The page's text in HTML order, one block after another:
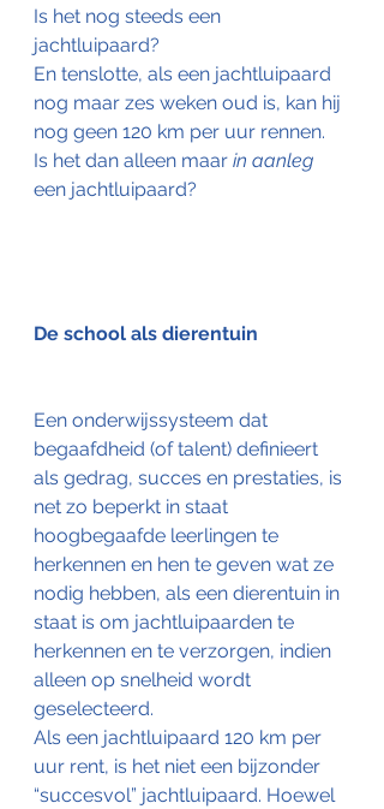
Is het nog steeds een
jachtluipaard?
En tenslotte, als een jachtluipaard
nog maar zes weken oud is, kan hij
nog geen 120 km per uur rennen.
Is het dan alleen maar in aanleg
een jachtluipaard?
De school als dierentuin
Een onderwijssysteem dat
begaafdheid (of talent) definieert
als gedrag, succes en prestaties, is
net zo beperkt in staat
hoogbegaafde leerlingen te
herkennen en hen te geven wat ze
nodig hebben, als een dierentuin in
staat is om jachtluipaarden te
herkennen en te verzorgen, indien
alleen op snelheid wordt
geselecteerd.
Als een jachtluipaard 120 km per
uur rent, is het niet een bijzonder
“succesvol” jachtluipaard. Hoewel